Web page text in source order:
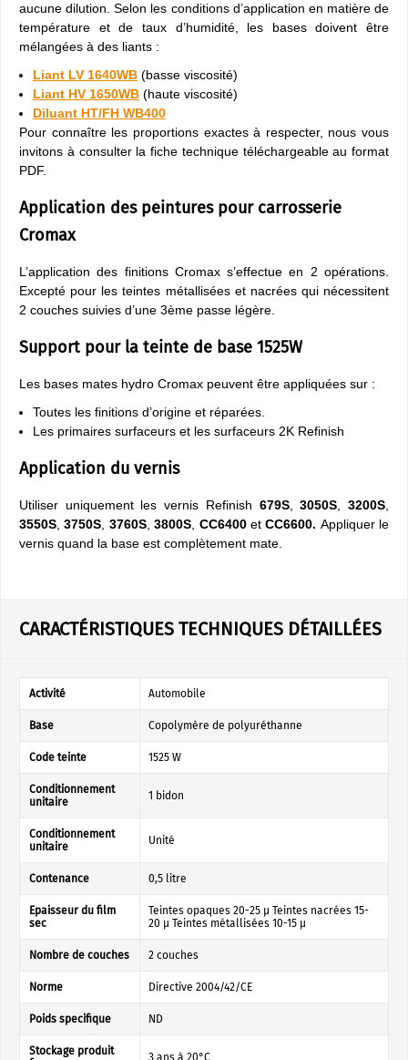
aucune dilution. Selon les conditions d’application en matière de
température et de taux d’humidité, les bases doivent être
mélangées à des liants :
Liant LV 1640WB (basse viscosité)
Liant HV 1650WB (haute viscosité)
Diluant HT/FH WB400
Pour connaître les proportions exactes à respecter, nous vous
invitons à consulter la fiche technique téléchargeable au format
PDF.
Application des peintures pour carrosserie
Cromax
L’application des finitions Cromax s’effectue en 2 opérations.
Excepté pour les teintes métallisées et nacrées qui nécessitent
2 couches suivies d’une 3ème passe légère.
Support pour la teinte de base 1525W
Les bases mates hydro Cromax peuvent être appliquées sur :
Toutes les finitions d’origine et réparées.
Les primaires surfaceurs et les surfaceurs 2K Refinish
Application du vernis
Utiliser uniquement les vernis Refinish 679S,3050S ,3200S
3550S ,3750S 3760S,3800S CC6400 etCC6600. Appliquer le
vernis quand la base est complètement mate.
CARACTÉRISTIQUES TECHNIQUES DÉTAILLÉES
Activité Automobile
Base Copolymère de polyuréthanne
Code teinte 1525 W
Conditionnement
unitaire
1 bidon
Conditionnement
unitaire
Unité
Contenance 0,5 litre
Epaisseur du film
sec
Teintes opaques 20-25 µ Teintes nacrées 15-
20 µ Teintes métallisées 10-15 µ
Nombre de couches 2 couches
Norme Directive 2004/42/CE
Poids specifique ND
Stockage produit
3 ans à 20°C